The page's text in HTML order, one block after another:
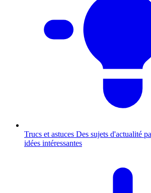
Trucs et astuces Des sujets d'actualité
idées intéressantes